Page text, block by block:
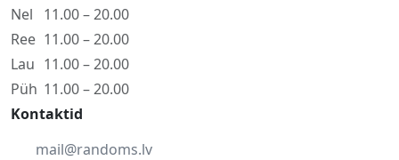
Nel
11.00 – 20.00
Ree 11.00 – 20.00
Lau 11.00 – 20.00
Püh 11.00 – 20.00
Kontaktid
mail@randoms.lv